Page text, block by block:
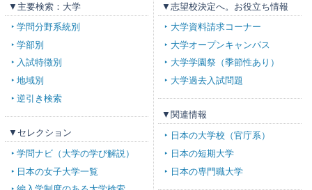
▼主要検索：大学
学問分野系統別
学部別
入試特徴別
地域別
逆引き検索
▼セレクション
学問ナビ（大学の学び解説）
日本の女子大学一覧
▼志望校決定へ。お役立ち情報
大学資料請求コーナー
大学オープンキャンパス
大学学園祭（季節性あり）
大学過去入試問題
▼関連情報
日本の大学校（官庁系）
日本の短期大学
日本の専門職大学